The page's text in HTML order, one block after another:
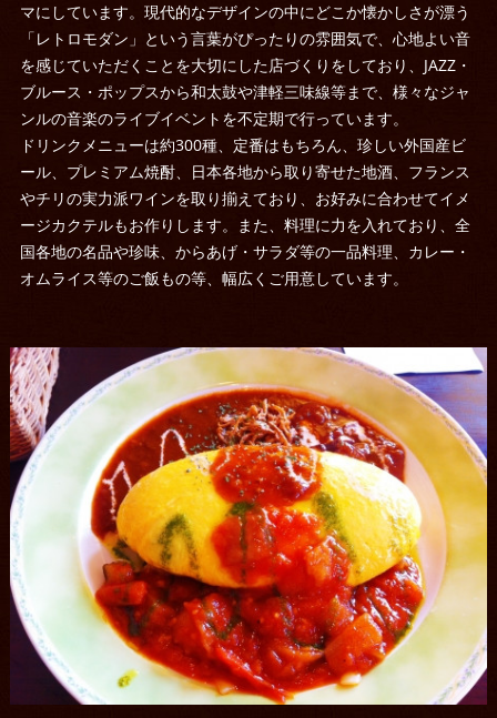
マにしています。現代的なデザインの中にどこか懐かしさが漂う
「レトロモダン」という言葉がぴったりの雰囲気で、心地よい音
を感じていただくことを大切にした店づくりをしており、JAZZ・
ブルース・ポップスから和太鼓や津軽三味線等まで、様々なジャ
ンルの音楽のライブイベントを不定期で行っています。
ドリンクメニューは約300種、定番はもちろん、珍しい外国産ビ
ール、プレミアム焼酎、日本各地から取り寄せた地酒、フランス
やチリの実力派ワインを取り揃えており、お好みに合わせてイメ
ージカクテルもお作りします。また、料理に力を入れており、全
国各地の名品や珍味、からあげ・サラダ等の一品料理、カレー・
オムライス等のご飯もの等、幅広くご用意しています。